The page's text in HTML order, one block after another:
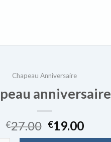
Chapeau Anniversaire
anniversaire
€27.00 €19.00